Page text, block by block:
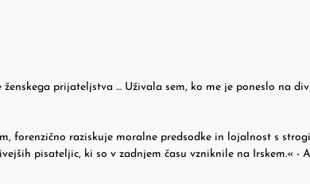
prijateljstva … Uživala sem, ko me je poneslo na
forenzično raziskuje moralne predsodke in lojalnost s
pisateljic, ki so v zadnjem času vzniknile na Irskem.« -